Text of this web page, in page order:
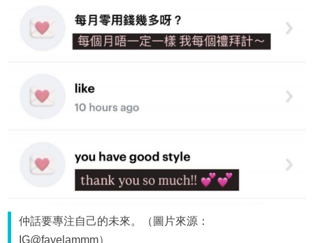
仲話要專注自己的未來。（圖片來源：
IG@fayelammm）